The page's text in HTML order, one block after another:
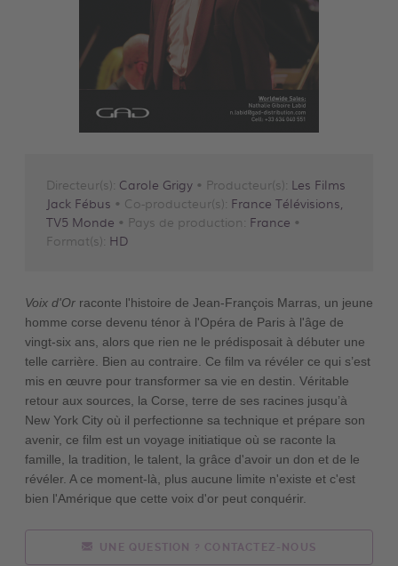
Directeur(s): Carole Grigy • Producteur(s): Les Films
Jack Fébus • Co-producteur(s): France Télévisions,
TV5 Monde • Pays de production: France •
Format(s): HD
Voix d'Or raconte l'histoire de Jean-François Marras, un jeune
homme corse devenu ténor à l'Opéra de Paris à l'âge de
vingt-six ans, alors que rien ne le prédisposait à débuter une
telle carrière. Bien au contraire. Ce film va révéler ce qui s’est
mis en œuvre pour transformer sa vie en destin. Véritable
retour aux sources, la Corse, terre de ses racines jusqu’à
New York City où il perfectionne sa technique et prépare son
avenir, ce film est un voyage initiatique où se raconte la
famille, la tradition, le talent, la grâce d'avoir un don et de le
révéler. A ce moment-là, plus aucune limite n'existe et c'est
bien l'Amérique que cette voix d'or peut conquérir.
UNE QUESTION ? CONTACTEZ-NOUS